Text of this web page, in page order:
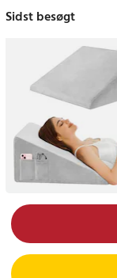
Sidst besøgt